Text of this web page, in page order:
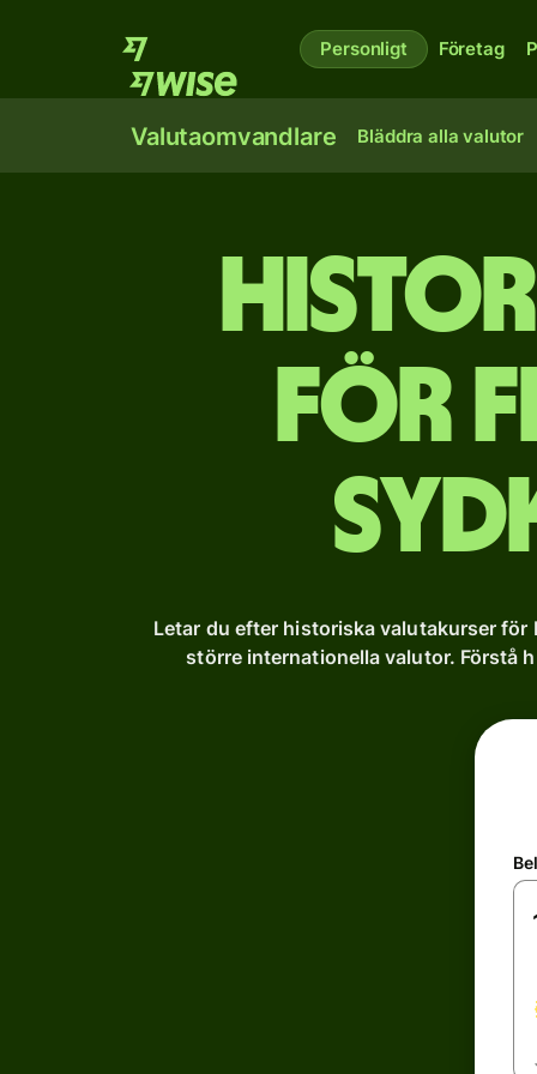
Personligt Företag
Valutaomvandlare Bläddra alla valutor
för
Letar du efter historiska valutakurser
större internationella valutor. Förstå